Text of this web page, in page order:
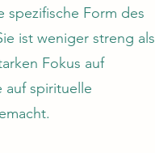
spezifische Form des
ist weniger streng als
Fokus auf
auf spirituelle